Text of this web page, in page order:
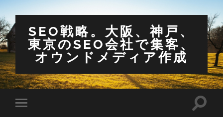
SEO戦略。大阪、神戸、
東京のSEO会社で集客、
オウンドメディア作成
モ
バ
検